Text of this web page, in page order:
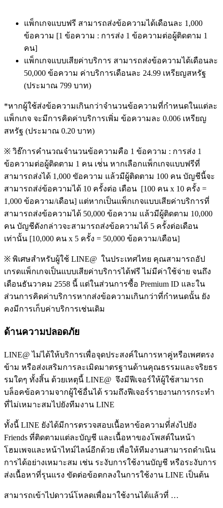
แพ็กเกจแบบฟรี สามารถส่งข้อความได้เดือนละ 1,000
ข้อความ [1 ข้อความ : การส่ง 1 ข้อความต่อผู้ติดตาม 1
คน]
แพ็กเกจแบบเสียค่าบริการ สามารถส่งข้อความได้เดือนละ
50,000 ข้อความ ค่าบริการเดือนละ 24.99 เหรียญสหรัฐ
(ประมาณ 799 บาท)
*หากผู้ใช้ส่งข้อความเกินกว่าจำนวนข้อความที่กำหนดในแต่ละ
แพ็กเกจ จะมีการคิดค่าบริการเพิ่ม ข้อความละ 0.006 เหรียญ
สหรัฐ (ประมาณ 0.20 บาท)
※ วิธ๊การคำนวณจำนวนข้อความคือ 1 ข้อความ : การส่ง 1
ข้อความต่อผู้ติดตาม 1 คน เช่่น หากเลือกแพ็กเกจแบบฟรีที่
สามารถส่งได้ 1,000 ขัอความ แล้วมีผู้ติดตาม 100 คน บัญชีนี้จะ
สามารถส่ง่ข้อความได้ 10 ครั้งต่อ เดือน [100 คน x 10 ครั้ง =
1,000 ข้อความ/เดือน] แต่หากเป็นแพ็กเกจแบบเสียค่าบริการที่
สามารถส่งข้อความได้ 50,000 ข้อความ แล้วมีผู้ติดตาม 10,000
คน บัญชีดังกล่าวจะสามารถส่งข้อความได้ 5 ครั้งต่อเดือน
เท่านั้น [10,000 คน x 5 ครั้ง = 50,000 ข้อความ/เดือน]
※ พิเศษสำหรับผู้ใช้ LINE@ ในประเทศไทย คุณสามารถอัป
เกรดแพ็กเกจเป็นแบบเสียค่าบริการได้ฟรี ไม่มีค่าใช้จ่าย จนถึง
เดือนธันวาคม 2558 นี้ แต่ในส่วนการซื้อ Premium ID และใน
ส่วนการคิดค่าบริการหากส่งข้อความเกินกว่าที่กำหนดนั้น ยัง
คงมีการเก็บค่าบริการเช่นเดิม
ด้านความปลอดภัย
LINE@ ไม่ได้ให้บริการเพื่อจุดประสงค์ในการหาคู่หรือเพศตรง
ข้าม หรือส่งเสริมการละเมิดมาตรฐานด้านคุณธรรมและจริยธร
รมใดๆ ทั้งสิ้น ด้วยเหตุนี้ LINE@ จึงมีฟีเจอร์ให้ผู้ใช้สามารถ
บล็อคข้อความจากผู้ใช้อื่นได้ รวมถึงฟีเจอร์รายงานการกระทำ
ที่ไม่เหมาะสมไปยังทีมงาน LINE
ทั้งนี้ LINE ยังได้มีการตรวจสอบเนื้อหาข้อความที่่ส่งไปยัง
Friends ที่ติดตามแต่ละบัญชี และเนื้อหาของโพสต์ในหน้า
โฮมเพจและหน้าไทม์ไลน์อีกด้วย เพื่อให้ทีมงานสามารถดำเนิน
การได้อย่างเหมาะสม เช่น ระงับการใช้งานบัญชี หรือระงับการ
ส่งเนื้อหาที่รุนแรง ขัดต่อข้อตกลงในการใช้งาน LINE เป็นต้น
สามารถเข้าไปดาวน์โหลดเพื่อมาใช้งานได้แล้วที่ …